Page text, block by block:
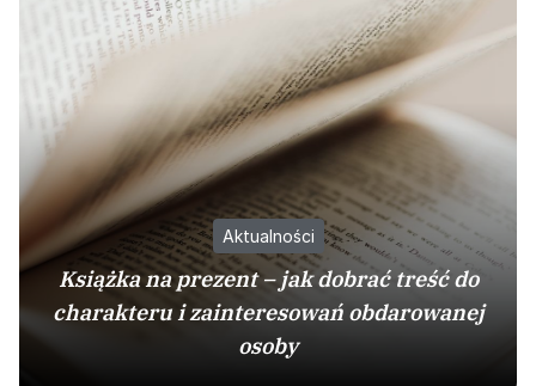
Aktualności
Książka na prezent – jak dobrać treść do
charakteru i zainteresowań obdarowanej
osoby